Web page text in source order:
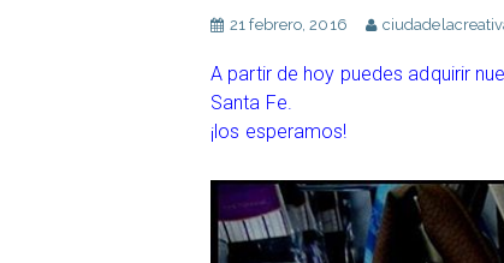
21 febrero, 2016
A partir de hoy puedes adquirir
Santa Fe.
¡los esperamos!